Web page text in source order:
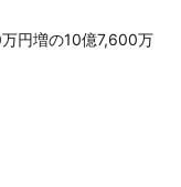
円増の10億7,600万